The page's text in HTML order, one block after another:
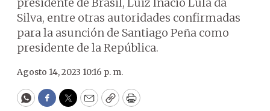
Silva, entre otras autoridades confirmadas
para la asunción de Santiago Peña como
presidente de la República.
Agosto 14, 2023 10:16 p. m.
WhatsApp
Facebook
Twitter
EmailCopyPrint